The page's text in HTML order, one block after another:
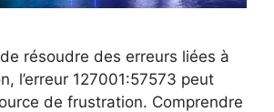
de résoudre des erreurs liées à
l’erreur 127001:57573 peut
de frustration. Comprendre